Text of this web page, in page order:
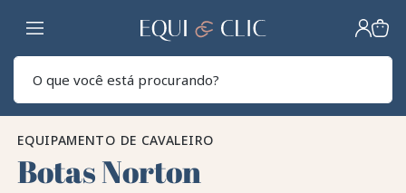
Lar
EQUIPAMENTO DE CAVALEIRO
Botas Norton